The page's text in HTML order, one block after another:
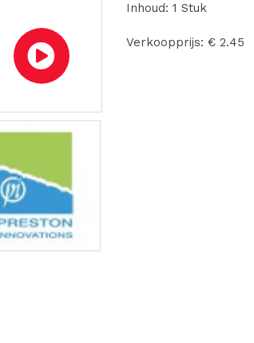
Inhoud: 1 Stuk
Verkoopprijs: € 2.45